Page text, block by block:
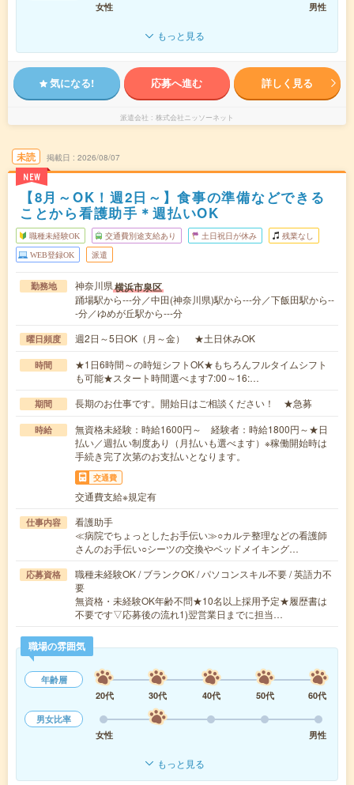
女性
男性
もっと見る
気になる! 応募へ進む 詳しく見る
派遣会社 株式会社ニッソーネット
未読
NEW
掲載日 2026/08/07
【8月～OK！週2日～】食事の準備などできる
ことから看護助手＊週払いOK
職種未経験OK 交通費別途支給あり 土日祝日が休み 残業なし
WEB登録OK 派遣
勤務地 神奈川県横浜市泉区
踊場駅から---分／中田(神奈川県)駅から---分／下飯田駅から--
-分／ゆめが丘駅から---分
曜日頻度 週2日～5日OK（月～金） ★土日休みOK
時間
★1日6時間～の時短シフトOK★もちろんフルタイムシフト
も可能★スタート時間選べます7:00～16:…
期間 長期のお仕事です。開始日はご相談ください！ ★急募
時給
無資格未経験：時給1600円～ 経験者：時給1800円～★日
払い／週払い制度あり（月払いも選べます）※稼働開始時は
手続き完了次第のお支払いとなります。
交通費
交通費支給※規定有
仕事内容
看護助手
≪病院でちょっとしたお手伝い≫○カルテ整理などの看護師
さんのお手伝い○シーツの交換やベッドメイキング…
応募資格
職種未経験OK / ブランクOK / パソコンスキル不要 / 英語力不
要
無資格・未経験OK年齢不問★10名以上採用予定★履歴書は
不要です▽応募後の流れ1)翌営業日までに担当…
職場の雰囲気
年齢層
20代
30代 40代 50代
60代
男女比率
女性
男性
もっと見る